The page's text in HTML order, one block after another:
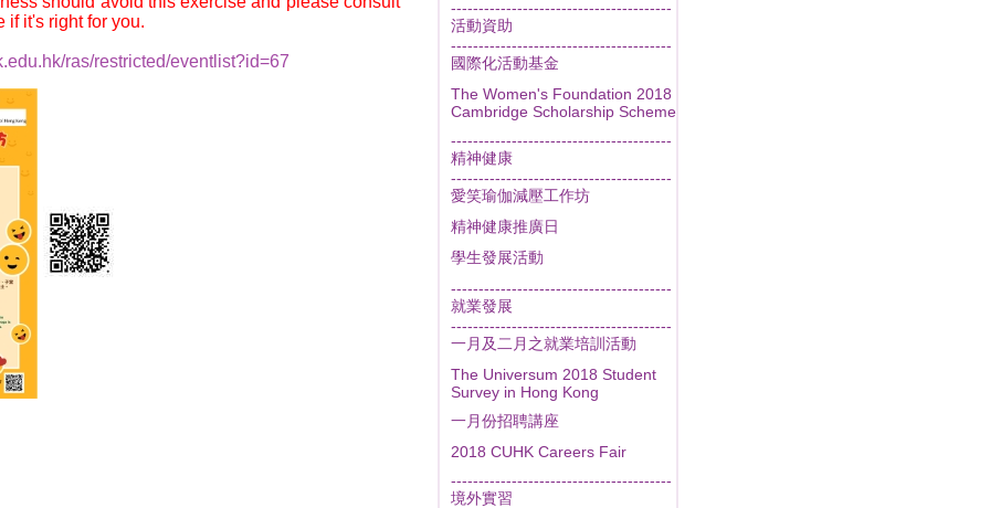
if it's right for you.
ras/restricted/eventlist?id=67
----------------------------------------
活動資助
----------------------------------------
國際化活動基金
The Women's Foundation 2018
Cambridge Scholarship Scheme
----------------------------------------
精神健康
----------------------------------------
愛笑瑜伽減壓工作坊
精神健康推廣日
學生發展活動
----------------------------------------
就業發展
----------------------------------------
一月及二月之就業培訓活動
The Universum 2018 Student
Survey in Hong Kong
一月份招聘講座
2018 CUHK Careers Fair
----------------------------------------
境外實習